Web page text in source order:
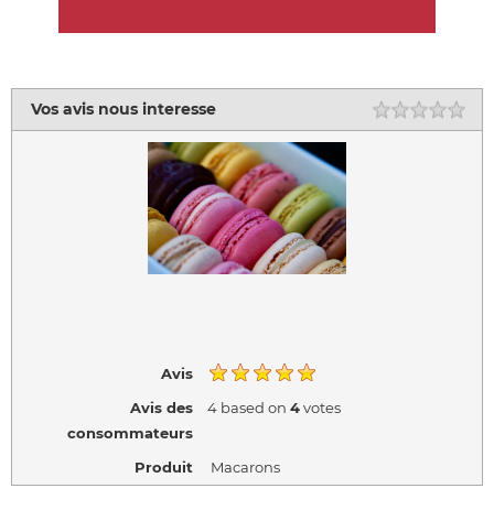
Vos avis nous interesse Rating
Avis
Avis des
consommateurs
4based on 4votes
Produit Macarons